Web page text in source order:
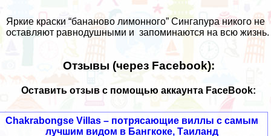
Яркие краски “бананово лимонного” Сингапура никого не
оставляют равнодушными и запоминаются на всю жизнь.
Отзывы (через Facebook):
Оставить отзыв с помощью аккаунта FaceBook:
Chakrabongse Villas – потрясающие виллы с самым
лучшим видом в Бангкоке, Таиланд